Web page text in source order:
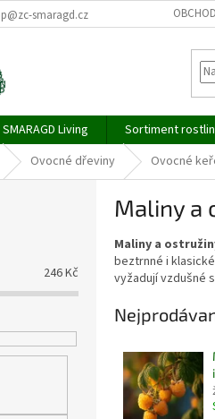
smaragd.cz
SMARAGD Living Sortiment rostlin
Ovocné dřeviny Ovocné
246Kč
Maliny a
Maliny a
beztrnné i
vyžadují vzdušné